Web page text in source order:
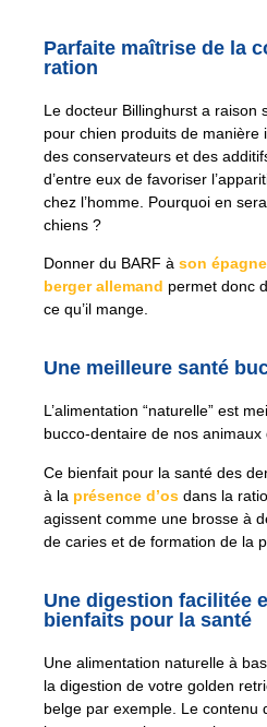
Parfaite maîtrise de la
ration
Le docteur Billinghurst a raison
pour chien produits de manière
des conservateurs et des
d’entre eux de favoriser
chez l’homme. Pourquoi en
chiens ?
Donner du BARF à son
berger allemand permet donc
ce qu’il mange.
Une meilleure santé
L’alimentation “naturelle” est
bucco-dentaire de nos animaux
Ce bienfait pour la santé des
à la présence d’os dans la
agissent comme une brosse à
de caries et de formation de la
Une digestion facilitée
bienfaits pour la santé
Une alimentation naturelle à
la digestion de votre golden
belge par exemple. Le contenu